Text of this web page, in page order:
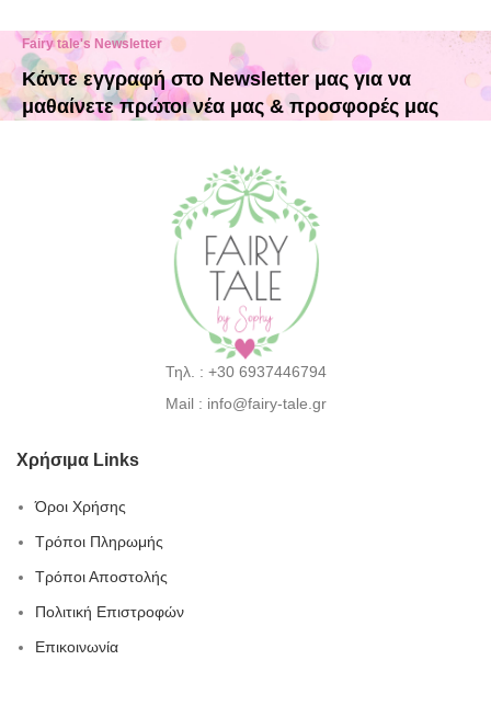
Fairy tale's Newsletter
Κάντε εγγραφή στο Newsletter μας για να
μαθαίνετε πρώτοι νέα μας & προσφορές μας
Τηλ. : +30 6937446794
Mail : info@fairy-tale.gr
Χρήσιμα Links
Όροι Χρήσης
Τρόποι Πληρωμής
Τρόποι Αποστολής
Πολιτική Επιστροφών
Επικοινωνία